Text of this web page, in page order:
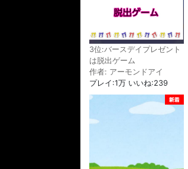
3位:バースデイプレゼント
は脱出ゲーム
作者: アーモンドアイ
プレイ:1万 いいね:239